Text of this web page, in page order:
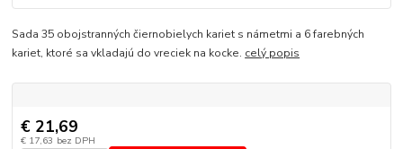
Sada 35 obojstranných čiernobielych kariet s námetmi a 6 farebných
kariet, ktoré sa vkladajú do vreciek na kocke. celý popis
€ 21,69
€ 17,63 bez DPH